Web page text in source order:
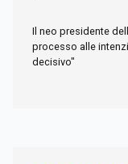
Il neo presidente
processo alle
decisivo"